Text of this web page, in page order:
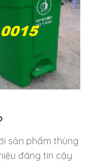
sản phẩm thùng
đáng tin cậy